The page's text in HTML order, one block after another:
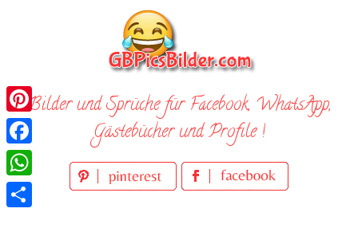
Bilder und Sprüche für Facebook, WhatsApp,
Gästebücher und Profile !
Pinterest
Facebook
WhatsApp